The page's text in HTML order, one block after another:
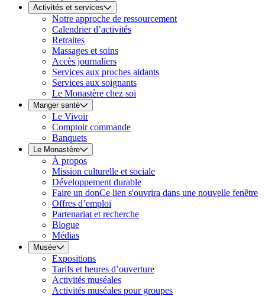
Activités et services
Notre approche de ressourcement
Calendrier d’activités
Retraites
Massages et soins
Accès journaliers
Services aux proches aidants
Services aux soignants
Le Monastère chez soi
Manger santé
Le Vivoir
Comptoir commande
Banquets
Le Monastère
À propos
Mission culturelle et sociale
Développement durable
Faire un donCe lien s'ouvrira dans une nouvelle fenêtre
Offres d’emploi
Partenariat et recherche
Blogue
Médias
Musée
Expositions
Tarifs et heures d’ouverture
Activités muséales
Activités muséales pour groupes